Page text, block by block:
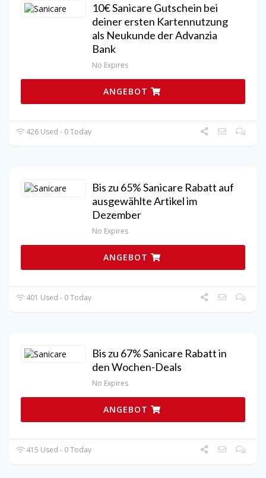
10€ Sanicare Gutschein bei
deiner ersten Kartennutzung
als Neukunde der Advanzia
Bank
No Expires
ANGEBOT
426 Used - 0 Today
Bis zu 65% Sanicare Rabatt auf
ausgewählte Artikel im
Dezember
No Expires
ANGEBOT
401 Used - 0 Today
Bis zu 67% Sanicare Rabatt in
den Wochen-Deals
No Expires
ANGEBOT
415 Used - 0 Today